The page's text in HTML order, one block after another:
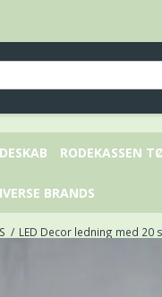
RODEKASSEN
BRANDS
/ LED Decor ledning med 20